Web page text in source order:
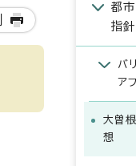
都市
指針
バ
ア
大曽
想